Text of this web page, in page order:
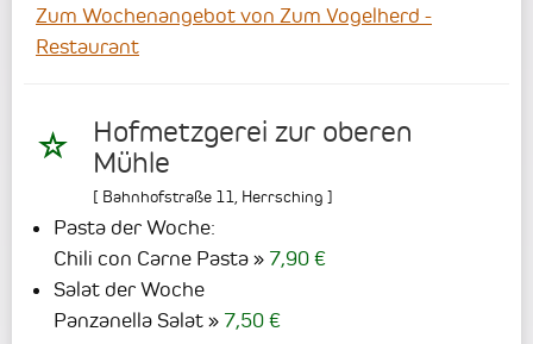
Zum Wochenangebot von Zum Vogelherd -
Restaurant
Hofmetzgerei zur oberen
Mühle
[ Bahnhofstraße 11 Herrsching ]
Pasta der Woche:
Chili con Carne Pasta
7,90 €
Salat der Woche
Panzanella Salat
7,50 €